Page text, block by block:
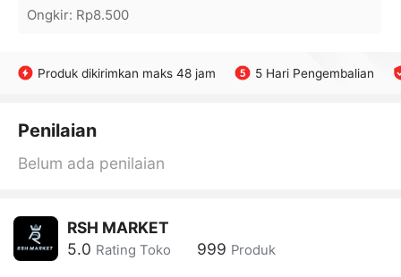
Ongkir: Rp8.500
Produk dikirimkan maks 48 jam 5 Hari Pengembalian
Penilaian
Belum ada penilaian
RSH MARKET
5.0 Rating Toko 999 Produk